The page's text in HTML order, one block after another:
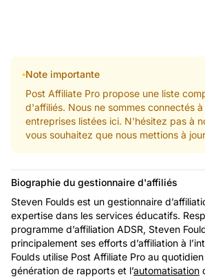
Note importante
Post Affiliate Pro propose une liste
d'affiliés. Nous ne sommes connectés
entreprises listées ici. N'hésitez pas à
vous souhaitez que nous mettions à
Biographie du gestionnaire d'affiliés
Steven Foulds est un gestionnaire
expertise dans les services éducatifs.
programme d’affiliation ADSR, Steven
principalement ses efforts d’affiliation à
Foulds utilise Post Affiliate Pro au
génération de rapports et l’automatisation